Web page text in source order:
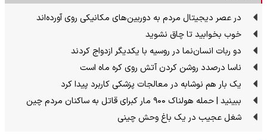
در عصر دیجیتال مردم به دوربین‌های مکانیکی روی آورده‌اند
خوب بخوابید تا چاق نشوید
دو ربات انسان‌نما در روسیه با یکدیگر ازدواج کردند
ناسا درصدد روشن کردن آتش روی کره ماه است
یک بار هم نوشابه در معالجات پزشکی کاربرد پیدا کرد
ببینید | حمله هولناک ۹۰۰ مار کبرای قاتل به ساکنان مردم چین
شغل عجیب در یک باغ وحش چینی